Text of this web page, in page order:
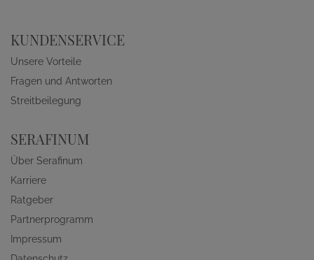
KUNDENSERVICE
Unsere Vorteile
Fragen und Antworten
Streitbeilegung
SERAFINUM
Über Serafinum
Karriere
Ratgeber
Partnerprogramm
Impressum